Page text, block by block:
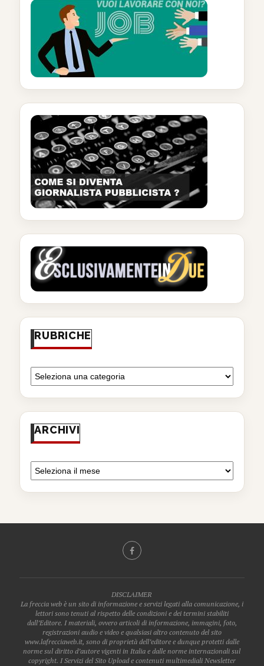
RUBRICHE
ARCHIVI
DISCLAIMER
La freccia web è un sito di informazione e servizi legati alla comunicazione, i
lettori sono tenuti al rispetto delle condizioni e dei termini stabiliti
dall’Editore. I materiali, ovvero articoli di informazione, immagini, foto,
registrazioni audio e video e qualsiasi altro contenuto del sito
www.lafrecciaweb.it, sono di proprietà dell’editore e dunque protetti dalle
norme sul diritto d’autore vigenti in Italia e dalle norme internazionali sul
copyright. I Servizi del Sito Upload e contenuti multimediali Newsletter